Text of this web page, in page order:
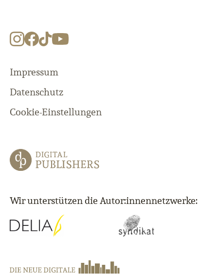
Impressum
Datenschutz
Cookie-Einstellungen
Wir unterstützen die Autor:innennetzwerke: